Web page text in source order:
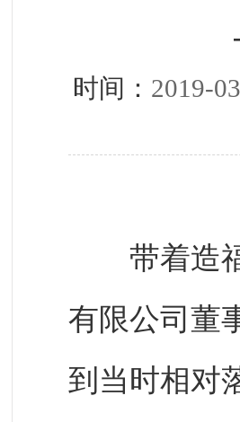
时间： 2019-
带着造福
有限公司董
到当时相对